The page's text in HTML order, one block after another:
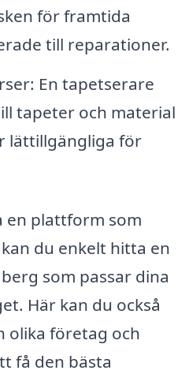
för framtida
till reparationer.
En tapetserare
tapeter och material
lättillgängliga för
en plattform som
du enkelt hitta en
som passar dina
Här kan du också
olika företag och
få den bästa